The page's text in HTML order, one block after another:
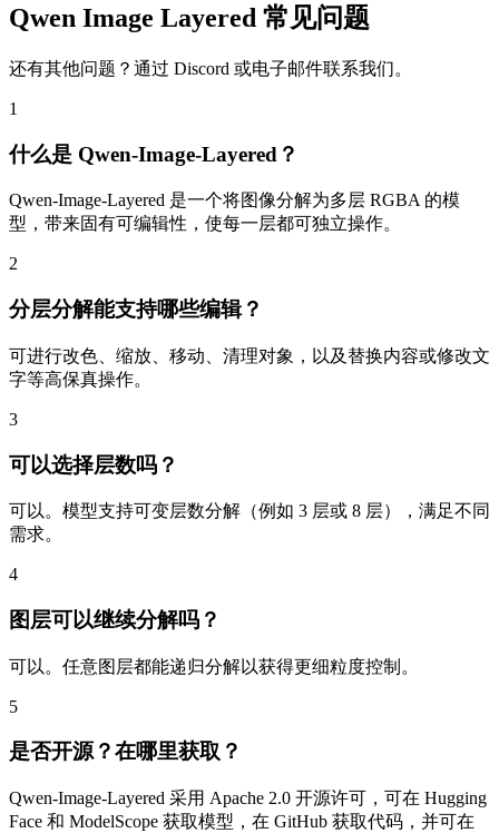
Qwen Image Layered 常见问题
还有其他问题？通过 Discord 或电子邮件联系我们。
1
什么是 Qwen-Image-Layered？
Qwen-Image-Layered 是一个将图像分解为多层 RGBA 的模
型，带来固有可编辑性，使每一层都可独立操作。
2
分层分解能支持哪些编辑？
可进行改色、缩放、移动、清理对象，以及替换内容或修改文
字等高保真操作。
3
可以选择层数吗？
可以。模型支持可变层数分解（例如 3 层或 8 层），满足不同
需求。
4
图层可以继续分解吗？
可以。任意图层都能递归分解以获得更细粒度控制。
5
是否开源？在哪里获取？
Qwen-Image-Layered 采用 Apache 2.0 开源许可，可在 Hugging
Face 和 ModelScope 获取模型，在 GitHub 获取代码，并可在